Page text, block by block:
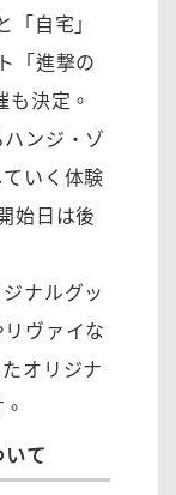
「自宅」
「進撃の
も決定。
ンジ・ゾ
いく体験
始日は後
ナルグッ
ヴァイな
オリジナ
いて